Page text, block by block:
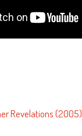
Revelations (2005)